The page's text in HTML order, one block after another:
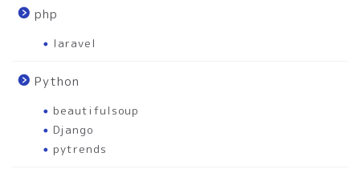
php
laravel
Python
beautifulsoup
Django
pytrends